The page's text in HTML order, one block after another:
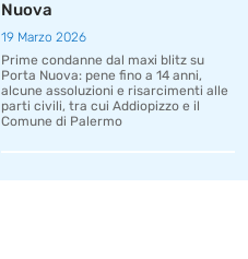
Nuova
19 Marzo 2026
Prime condanne dal maxi blitz su
Porta Nuova: pene fino a 14 anni,
alcune assoluzioni e risarcimenti alle
parti civili, tra cui Addiopizzo e il
Comune di Palermo